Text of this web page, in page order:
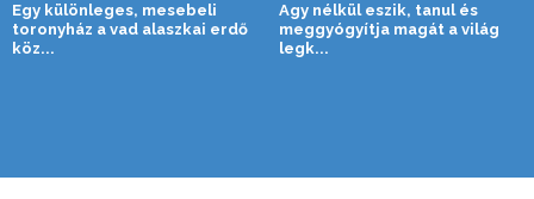
Egy különleges, mesebeli
toronyház a vad alaszkai erdő
köz...
Agy nélkül eszik, tanul és
meggyógyítja magát a világ
legk...